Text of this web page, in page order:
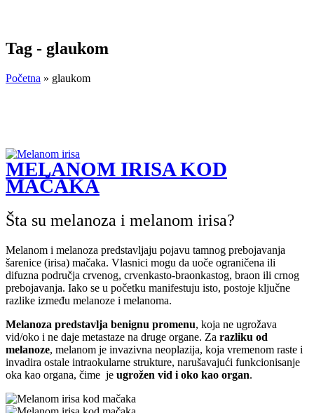
Tag - glaukom
Početna » glaukom
MELANOM IRISA KOD
MAČAKA
Šta su melanoza i melanom irisa?
Melanom i melanoza predstavljaju pojavu tamnog prebojavanja
šarenice (irisa) mačaka. Vlasnici mogu da uoče ograničena ili
difuzna područja crvenog, crvenkasto-braonkastog, braon ili crnog
prebojavanja. Iako se u početku manifestuju isto, postoje ključne
razlike između melanoze i melanoma.
Melanoza predstavlja benignu promenu, koja ne ugrožava
vid/oko i ne daje metastaze na druge organe. Za razliku od
melanoze, melanom je invazivna neoplazija, koja vremenom raste i
invadira ostale intraokularne strukture, narušavajući funkcionisanje
oka kao organa, čime je ugrožen vid i oko kao organ.